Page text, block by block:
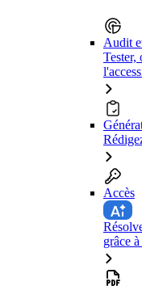
Audit
Tester,
Accès
grâce